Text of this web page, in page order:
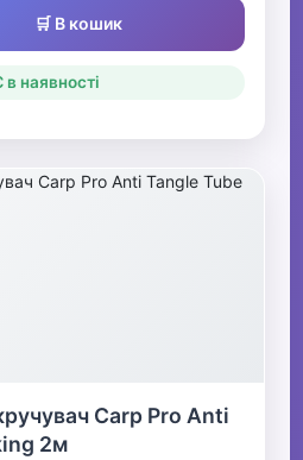
🛒 В кошик
в наявності
Carp Pro Anti
2м